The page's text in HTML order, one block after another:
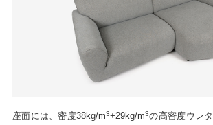
座面には、密度38kg/m3+29kg/m3の高密度ウレ